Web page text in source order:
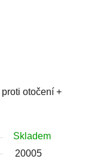
otočení +
Skladem
20005